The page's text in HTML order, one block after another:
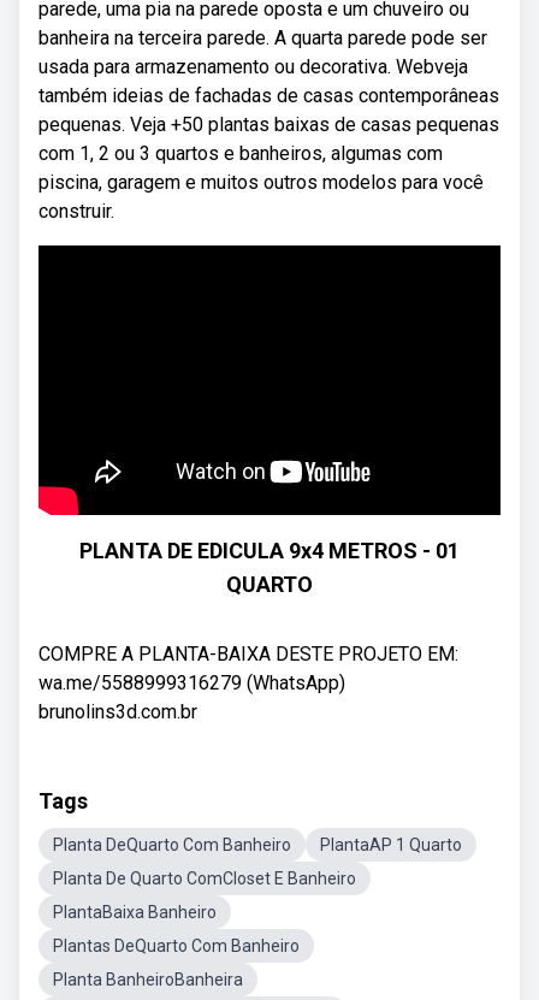
parede, uma pia na parede oposta e um chuveiro ou
banheira na terceira parede. A quarta parede pode ser
usada para armazenamento ou decorativa. Webveja
também ideias de fachadas de casas contemporâneas
pequenas. Veja +50 plantas baixas de casas pequenas
com 1, 2 ou 3 quartos e banheiros, algumas com
piscina, garagem e muitos outros modelos para você
construir.
PLANTA DE EDICULA 9x4 METROS - 01
QUARTO
COMPRE A PLANTA-BAIXA DESTE PROJETO EM:
wa.me/5588999316279 (WhatsApp)
brunolins3d.com.br
Tags
Planta DeQuarto Com Banheiro
PlantaAP 1 Quarto
Planta De Quarto ComCloset E Banheiro
PlantaBaixa Banheiro
Plantas DeQuarto Com Banheiro
Planta BanheiroBanheira